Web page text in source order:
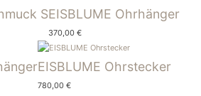
SEISBLUME Ohrhänger
370,00 €
EISBLUME Ohrstecker
780,00 €